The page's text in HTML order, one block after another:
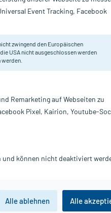
In
mit Eisen und Vitamin C.
Kapseln
Kyberg Vital GmbH
Event Tracking, Facebook
zwingend den Europäischen
USA nicht ausgeschlossen werden
Remarketing auf Webseiten zu
Pixel, Kairion, Youtube-
können nicht deaktiviert
Alle ablehnen Alle